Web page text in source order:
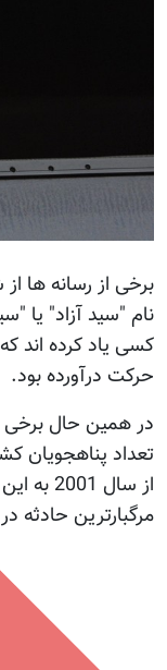
از رسانه ها از
"سید آزاد" یا
یاد کرده اند که
درآورده بود.
همین حال برخی
پناهجویان
از سال
حادثه در سال 19